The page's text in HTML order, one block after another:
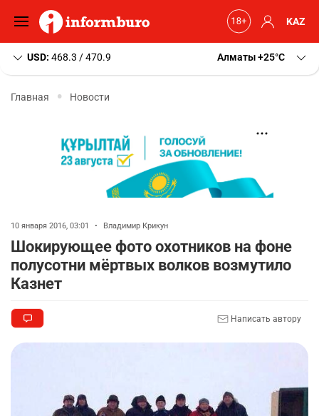
KAZ
USD: 468.3 / 470.9 Алматы+25 C
Главная Новости
10 января 2016, 03:01 • Владимир Крикун
Шокирующее фото охотников на фоне
полусотни мёртвых волков возмутило
Казнет
Написать автору